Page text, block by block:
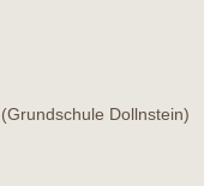
Dollnstein)